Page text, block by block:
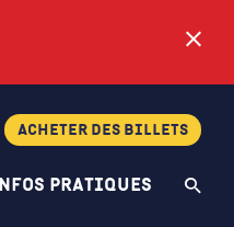
Infos pratiques
Acheter des billets